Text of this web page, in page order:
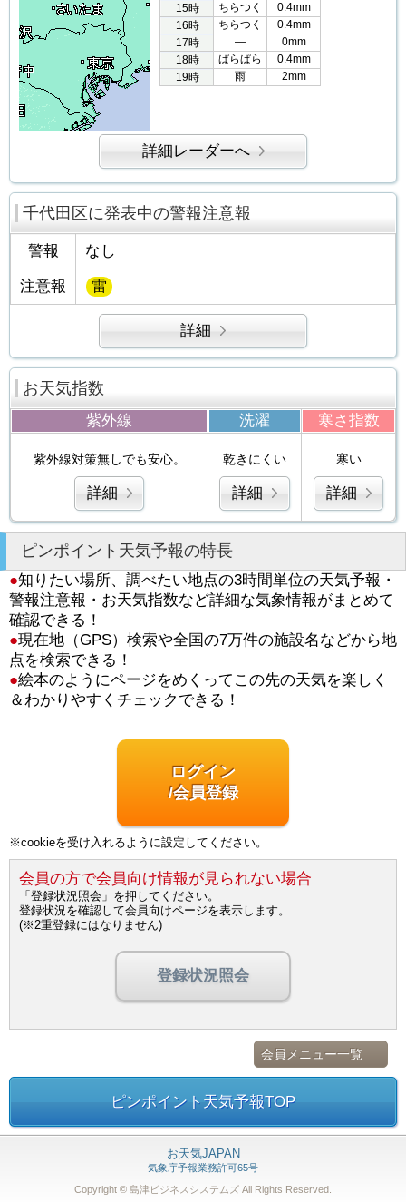
15時 ちらつく
0.4mm
16時
ちらつく
0.4mm
17時
―
0mm
18時
ぱらぱら
0.4mm
19時
雨 2mm
詳細レーダーへ
千代田区に発表中の警報注意報
警報 なし
注意報 雷
詳細
お天気指数
紫外線 洗濯 寒さ指数
紫外線対策無しでも安心。
詳細
乾きにくい
詳細
寒い
詳細
ピンポイント天気予報の特長
●知りたい場所、調べたい地点の3時間単位の天気予報・
警報注意報・お天気指数など詳細な気象情報がまとめて
確認できる！
●現在地（GPS）検索や全国の7万件の施設名などから地
点を検索できる！
●絵本のようにページをめくってこの先の天気を楽しく
＆わかりやすくチェックできる！
ログイン
/会員登録
※cookieを受け入れるように設定してください。
会員の方で会員向け情報が見られない場合
「登録状況照会」を押してください。
登録状況を確認して会員向けページを表示します。
(※2重登録にはなりません)
登録状況照会
会員メニュー一覧
ピンポイント天気予報TOP
お天気JAPAN
気象庁予報業務許可65号
Copyright © 島津ビジネスシステムズ All Rights Reserved.